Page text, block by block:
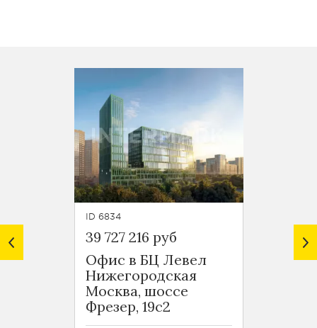
ID 6834
39 727 216 руб
Офис в БЦ Левел
Нижегородская
Москва, шоссе
Фрезер, 19с2
73